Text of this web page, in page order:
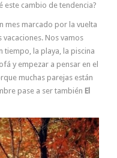
este cambio de tendencia?
mes marcado por la vuelta
vacaciones. Nos vamos
tiempo, la playa, la piscina
y empezar a pensar en el
muchas parejas están
pase a ser también El